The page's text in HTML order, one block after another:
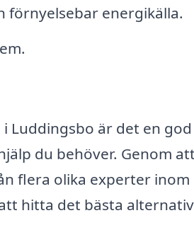
förnyelsebar energikälla.
Luddingsbo är det en
du behöver. Genom
flera olika experter inom
hitta det bästa